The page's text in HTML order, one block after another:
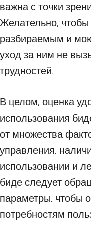
важна с точки
Желательно, чтобы
разбираемым и
уход за ним не
трудностей.
В целом, оценка
использования
от множества
управления,
использовании и
биде следует
параметры, чтобы
потребностям